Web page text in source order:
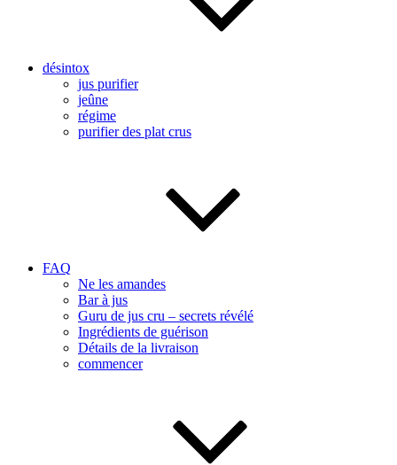
désintox
jus purifier
jeûne
régime
purifier des plat crus
FAQ
Ne les amandes
Bar à jus
Guru de jus cru – secrets révélé
Ingrédients de guérison
Détails de la livraison
commencer